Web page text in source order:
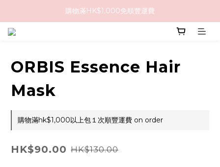
購物滿HK$1,000免順豐運費
購物滿HK$1,000免順豐運費
ORBIS Essence Hair
Mask
購物滿hk$1,000以上包１次順豐運費 on order
HK$90.00 HK$130.00